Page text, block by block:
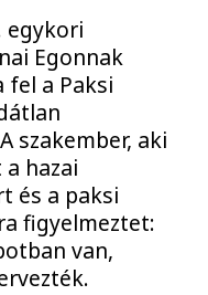
egykori
Egonnak
a Paksi
szakember, aki
hazai
és a paksi
figyelmeztet:
van,